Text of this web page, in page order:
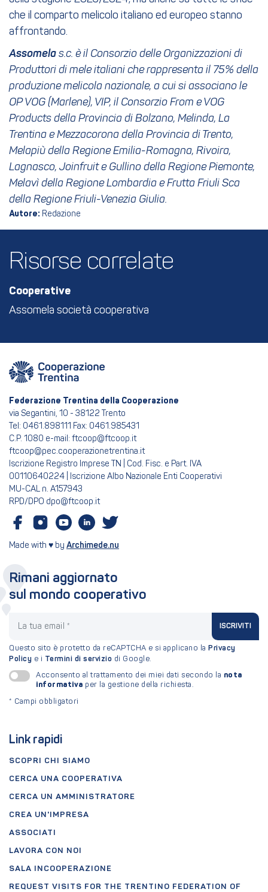
che il comparto melicolo italiano ed europeo stanno
affrontando.
Assomela s.c. è il Consorzio delle Organizzazioni di
Produttori di mele italiani che rappresenta il 75% della
produzione melicola nazionale, a cui si associano le
OP VOG (Marlene), VIP, il Consorzio From e VOG
Products della Provincia di Bolzano, Melinda, La
Trentina e Mezzacorona della Provincia di Trento,
Melapiù della Regione Emilia-Romagna, Rivoira,
Lagnasco, Joinfruit e Gullino della Regione Piemonte,
Melavì della Regione Lombardia e Frutta Friuli Sca
della Regione Friuli-Venezia Giulia.
Autore: Redazione
Risorse correlate
Cooperative
Assomela società cooperativa
Federazione Trentina della Cooperazione
via Segantini, 10 - 38122 Trento
Tel: 0461.898111 Fax: 0461.985431
C.P. 1080 e-mail: ftcoop@ftcoop.it
ftcoop@pec.cooperazionetrentina.it
Iscrizione Registro Imprese TN | Cod. Fisc. e Part. IVA
00110640224 | Iscrizione Albo Nazionale Enti Cooperativi
MU-CAL n. A157943
RPD/DPO dpo@ftcoop.it
Made with ♥ by Archimede.nu
Link rapidi
SCOPRI CHI SIAMO
CERCA UNA COOPERATIVA
CERCA UN AMMINISTRATORE
CREA UN'IMPRESA
ASSOCIATI
LAVORA CON NOI
SALA INCOOPERAZIONE
REQUEST VISITS FOR THE TRENTINO FEDERATION OF
Rimani aggiornato
sul mondo cooperativo
ISCRIVITI
Questo sito è protetto da reCAPTCHA e si applicano la Privacy
Policy e i Termini di servizio di Google.
Acconsento al trattamento dei miei dati secondo la nota
informativa per la gestione della richiesta.
* Campi obbligatori